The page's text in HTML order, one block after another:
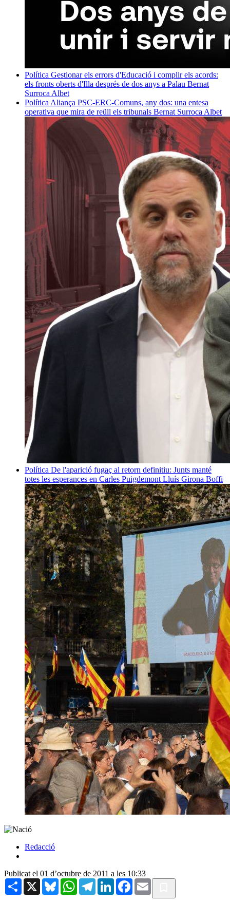
Política Gestionar els errors d'Educació i complir els acords:
els fronts oberts d'Illa després de dos anys a Palau Bernat
Surroca Albet
Política Aliança PSC-ERC-Comuns, any dos: una entesa
operativa que mira de reüll els tribunals Bernat Surroca Albet
Política De l'aparició fugaç al retorn definitiu: Junts manté
totes les esperances en Carles Puigdemont Lluís Girona Boffi
Redacció
Publicat el 01 d’octubre de 2011 a les 10:33
Share X BlueskyWhatsAppTelegramLinkedInFacebook
Email